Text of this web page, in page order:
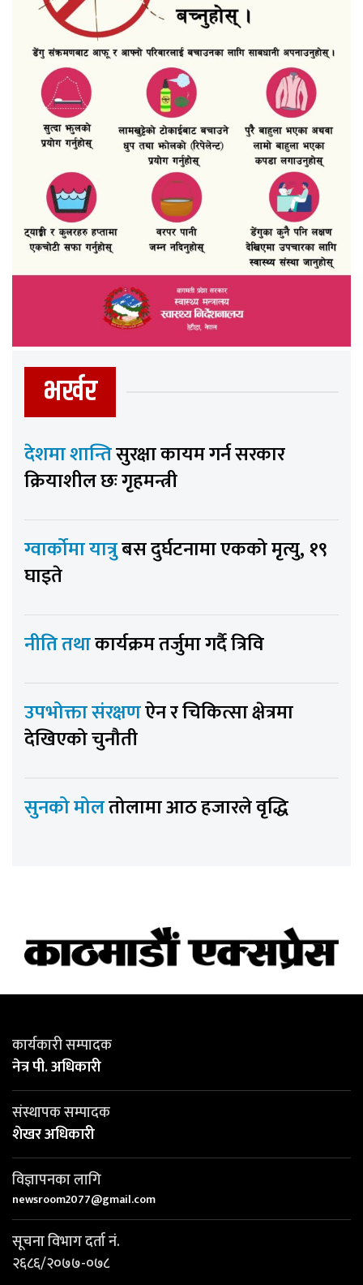
भर्खर
देशमा शान्तिसुरक्षा कायम गर्न सरकार
क्रियाशील छः गृहमन्त्री
ग्वार्कोमा यात्रुबस दुर्घटनामा एकको मृत्यु, १९
घाइते
नीति तथाकार्यक्रम तर्जुमा गर्दै त्रिवि
उपभोक्ता संरक्षणऐन र चिकित्सा क्षेत्रमा
देखिएको चुनौती
सुनको मोलतोलामा आठ हजारले वृद्धि
कार्यकारी सम्पादक
नेत्र पी. अधिकारी
संस्थापक सम्पादक
शेखर अधिकारी
विज्ञापनका लागि
newsroom2077@gmail.com
सूचना विभाग दर्ता नं.
२६८६/२०७७-०७८